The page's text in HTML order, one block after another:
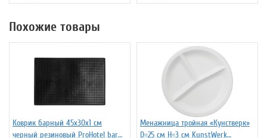
Похожие товары
Коврик барный 45x30x1 см
черный резиновый ProHotel bar
Менажница тройная «Кунстверк»
D=25 см H=3 см KunstWerk